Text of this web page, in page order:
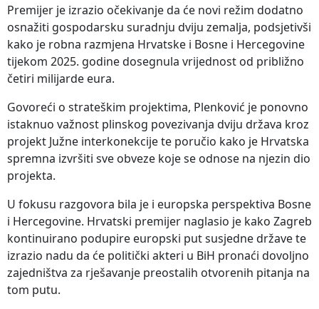
Premijer je izrazio očekivanje da će novi režim dodatno
osnažiti gospodarsku suradnju dviju zemalja, podsjetivši
kako je robna razmjena Hrvatske i Bosne i Hercegovine
tijekom 2025. godine dosegnula vrijednost od približno
četiri milijarde eura.
Govoreći o strateškim projektima, Plenković je ponovno
istaknuo važnost plinskog povezivanja dviju država kroz
projekt Južne interkonekcije te poručio kako je Hrvatska
spremna izvršiti sve obveze koje se odnose na njezin dio
projekta.
U fokusu razgovora bila je i europska perspektiva Bosne
i Hercegovine. Hrvatski premijer naglasio je kako Zagreb
kontinuirano podupire europski put susjedne države te
izrazio nadu da će politički akteri u BiH pronaći dovoljno
zajedništva za rješavanje preostalih otvorenih pitanja na
tom putu.